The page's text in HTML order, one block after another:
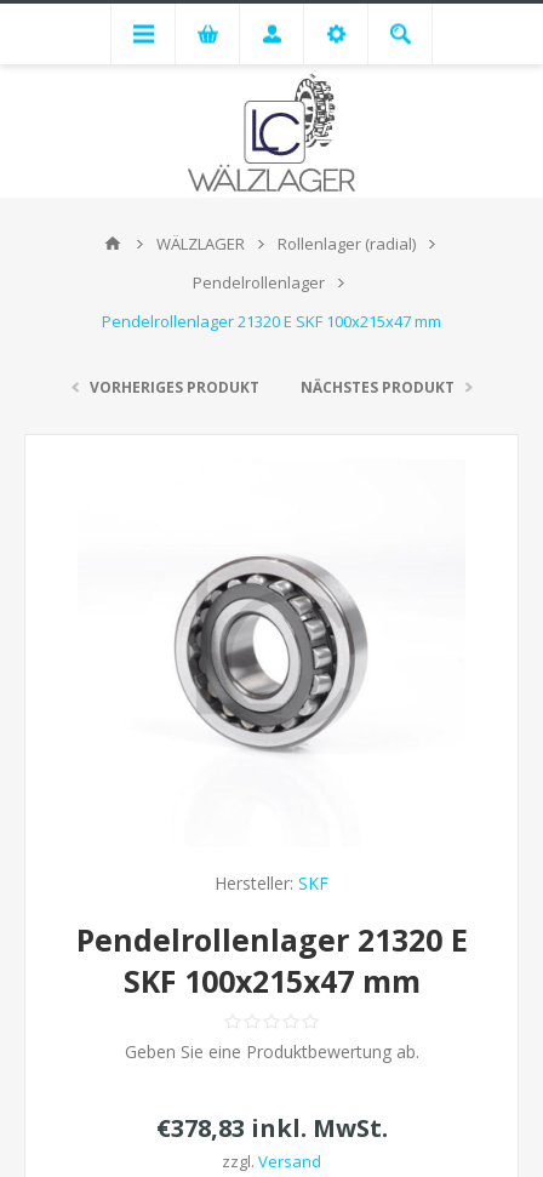
WÄLZLAGER
Rollenlager (radial)
Pendelrollenlager
Pendelrollenlager 21320 E SKF 100x215x47 mm
VORHERIGES PRODUKT NÄCHSTES PRODUKT
Hersteller: SKF
Pendelrollenlager 21320 E
SKF 100x215x47 mm
Geben Sie eine Produktbewertung ab.
€378,83 inkl. MwSt.
zzgl. Versand